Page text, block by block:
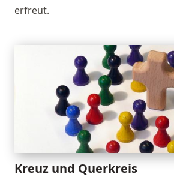
erfreut.
Kreuz und Querkreis